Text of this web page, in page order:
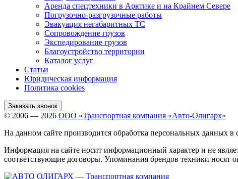
Аренда спецтехники в Арктике и на Крайнем Севере
Погрузочно-разгрузочные работы
Эвакуация негабаритных ТС
Сопровождение грузов
Экспедирование грузов
Благоустройство территории
Каталог услуг
Статьи
Юридическая информация
Политика cookies
Заказать звонок
© 2006 — 2026 ООО «Транспортная компания «Авто-Олигарх»
На данном сайте производится обработка персональных данных в
Информация на сайте носит информационный характер и не
соответствующие договоры. Упоминания брендов техники носят